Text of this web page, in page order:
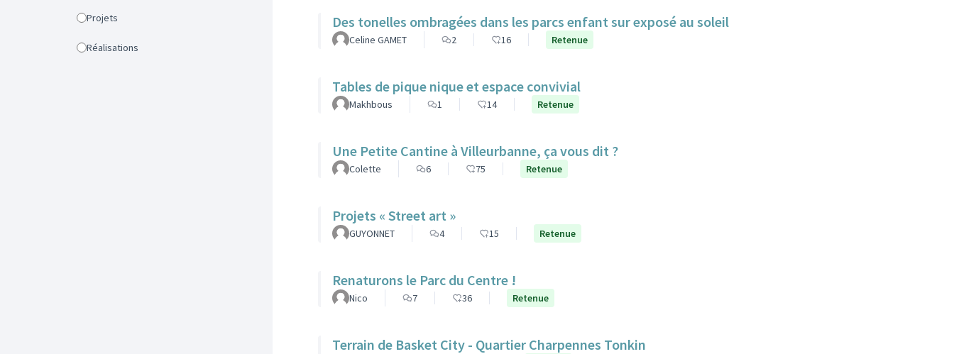
Projets
Réalisations
Des tonelles ombragées dans les parcs enfant sur exposé au soleil
Celine GAMET 2 16 Retenue
Tables de pique nique et espace convivial
Makhbous 1 14 Retenue
Une Petite Cantine à Villeurbanne, ça vous dit ?
Colette 6 75 Retenue
Projets « Street art »
GUYONNET 4 15 Retenue
Renaturons le Parc du Centre !
Nico 7 36 Retenue
Terrain de Basket City - Quartier Charpennes Tonkin